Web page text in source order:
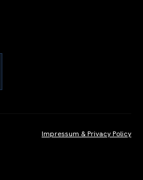
Impressum & Privacy Policy